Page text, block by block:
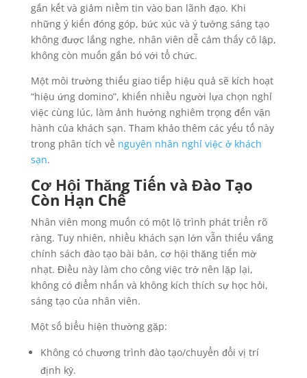
gắn kết và giảm niềm tin vào ban lãnh đạo. Khi
những ý kiến đóng góp, bức xúc và ý tưởng sáng tạo
không được lắng nghe, nhân viên dễ cảm thấy cô lập,
không còn muốn gắn bó với tổ chức.
Một môi trường thiếu giao tiếp hiệu quả sẽ kích hoạt
“hiệu ứng domino”, khiến nhiều người lựa chọn nghỉ
việc cùng lúc, làm ảnh hưởng nghiêm trọng đến vận
hành của khách sạn. Tham khảo thêm các yếu tố này
trong phân tích về nguyên nhân nghỉ việc ở khách
sạn.
Cơ Hội Thăng Tiến và Đào Tạo
Còn Hạn Chế
Nhân viên mong muốn có một lộ trình phát triển rõ
ràng. Tuy nhiên, nhiều khách sạn lớn vẫn thiếu vắng
chính sách đào tạo bài bản, cơ hội thăng tiến mờ
nhạt. Điều này làm cho công việc trở nên lặp lại,
không có điểm nhấn và không kích thích sự học hỏi,
sáng tạo của nhân viên.
Một số biểu hiện thường gặp:
Không có chương trình đào tạo/chuyển đổi vị trí
định kỳ.